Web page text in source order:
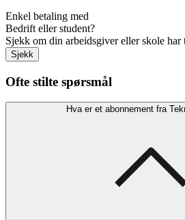
Enkel betaling med
Bedrift eller student?
Sjekk om din arbeidsgiver eller skole har
Sjekk
Ofte stilte spørsmål
Hva er et abonnement fra